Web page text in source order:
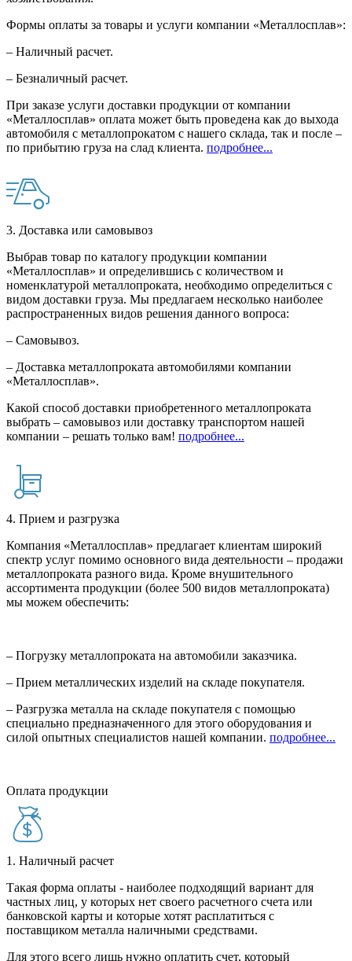
Формы оплаты за товары и услуги компании «Металлосплав»:
– Наличный расчет.
– Безналичный расчет.
При заказе услуги доставки продукции от компании
«Металлосплав» оплата может быть проведена как до выхода
автомобиля с металлопрокатом с нашего склада, так и после –
по прибытию груза на слад клиента. подробнее...
3. Доставка или самовывоз
Выбрав товар по каталогу продукции компании
«Металлосплав» и определившись с количеством и
номенклатурой металлопроката, необходимо определиться с
видом доставки груза. Мы предлагаем несколько наиболее
распространенных видов решения данного вопроса:
– Самовывоз.
– Доставка металлопроката автомобилями компании
«Металлосплав».
Какой способ доставки приобретенного металлопроката
выбрать – самовывоз или доставку транспортом нашей
компании – решать только вам! подробнее...
4. Прием и разгрузка
Компания «Металлосплав» предлагает клиентам широкий
спектр услуг помимо основного вида деятельности – продажи
металлопроката разного вида. Кроме внушительного
ассортимента продукции (более 500 видов металлопроката)
мы можем обеспечить:
– Погрузку металлопроката на автомобили заказчика.
– Прием металлических изделий на складе покупателя.
– Разгрузка металла на складе покупателя с помощью
специально предназначенного для этого оборудования и
силой опытных специалистов нашей компании. подробнее...
Оплата продукции
1. Наличный расчет
Такая форма оплаты - наиболее подходящий вариант для
частных лиц, у которых нет своего расчетного счета или
банковской карты и которые хотят расплатиться с
поставщиком металла наличными средствами.
Для этого всего лишь нужно оплатить счет, который